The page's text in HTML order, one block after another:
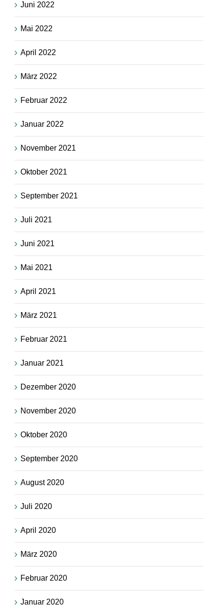
Juni 2022
Mai 2022
April 2022
März 2022
Februar 2022
Januar 2022
November 2021
Oktober 2021
September 2021
Juli 2021
Juni 2021
Mai 2021
April 2021
März 2021
Februar 2021
Januar 2021
Dezember 2020
November 2020
Oktober 2020
September 2020
August 2020
Juli 2020
April 2020
März 2020
Februar 2020
Januar 2020